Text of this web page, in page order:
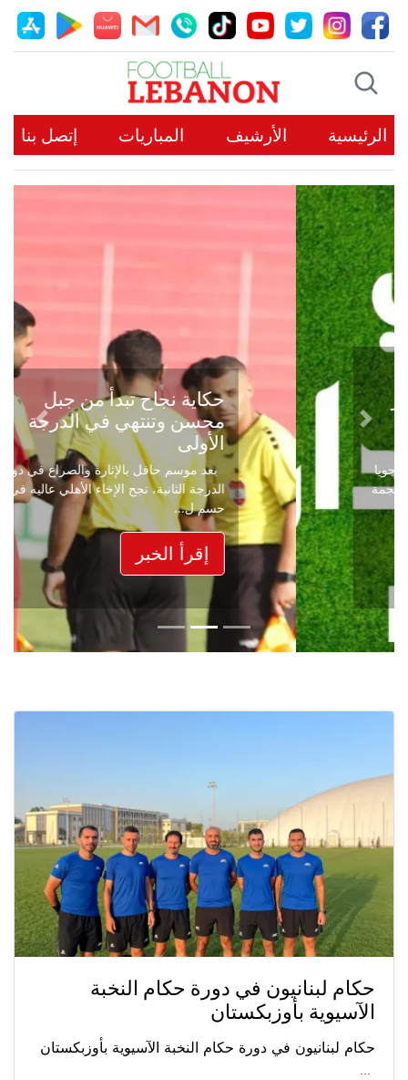
الرئيسية الأرشيف المباريات إتصل بنا
حكاية نجاح تبدأ من جبل
محسن وتنتهي في الدرجة
الأولى
بعد موسم حافل بالإثارة والصراع في دوري
الدرجة الثانية، نجح الإخاء الأهلي عاليه في
حسم ل...
إقرأ الخبر
Previous
Next
حكام لبنانيون في دورة حكام النخبة
الآسيوية بأوزبكستان
حكام لبنانيون في دورة حكام النخبة الآسيوية بأوزبكستان
...